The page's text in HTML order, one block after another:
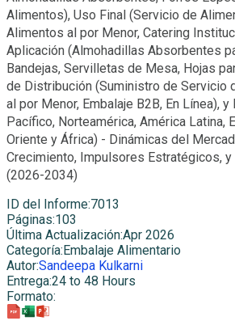
Alimentos), Uso Final (Servicio de
Alimentos al por Menor, Catering
Aplicación (Almohadillas Absorbentes
Bandejas, Servilletas de Mesa, Hojas
de Distribución (Suministro de Servicio
al por Menor, Embalaje B2B, En Línea),
Pacífico, Norteamérica, América Latina,
Oriente y África) - Dinámicas del
Crecimiento, Impulsores Estratégicos,
(2026-2034)
ID del Informe:7013
Páginas:103
Última Actualización:Apr 2026
Categoría: Embalaje Alimentario
Autor:Sandeepa Kulkarni
Entrega:24 to 48 Hours
Formato: